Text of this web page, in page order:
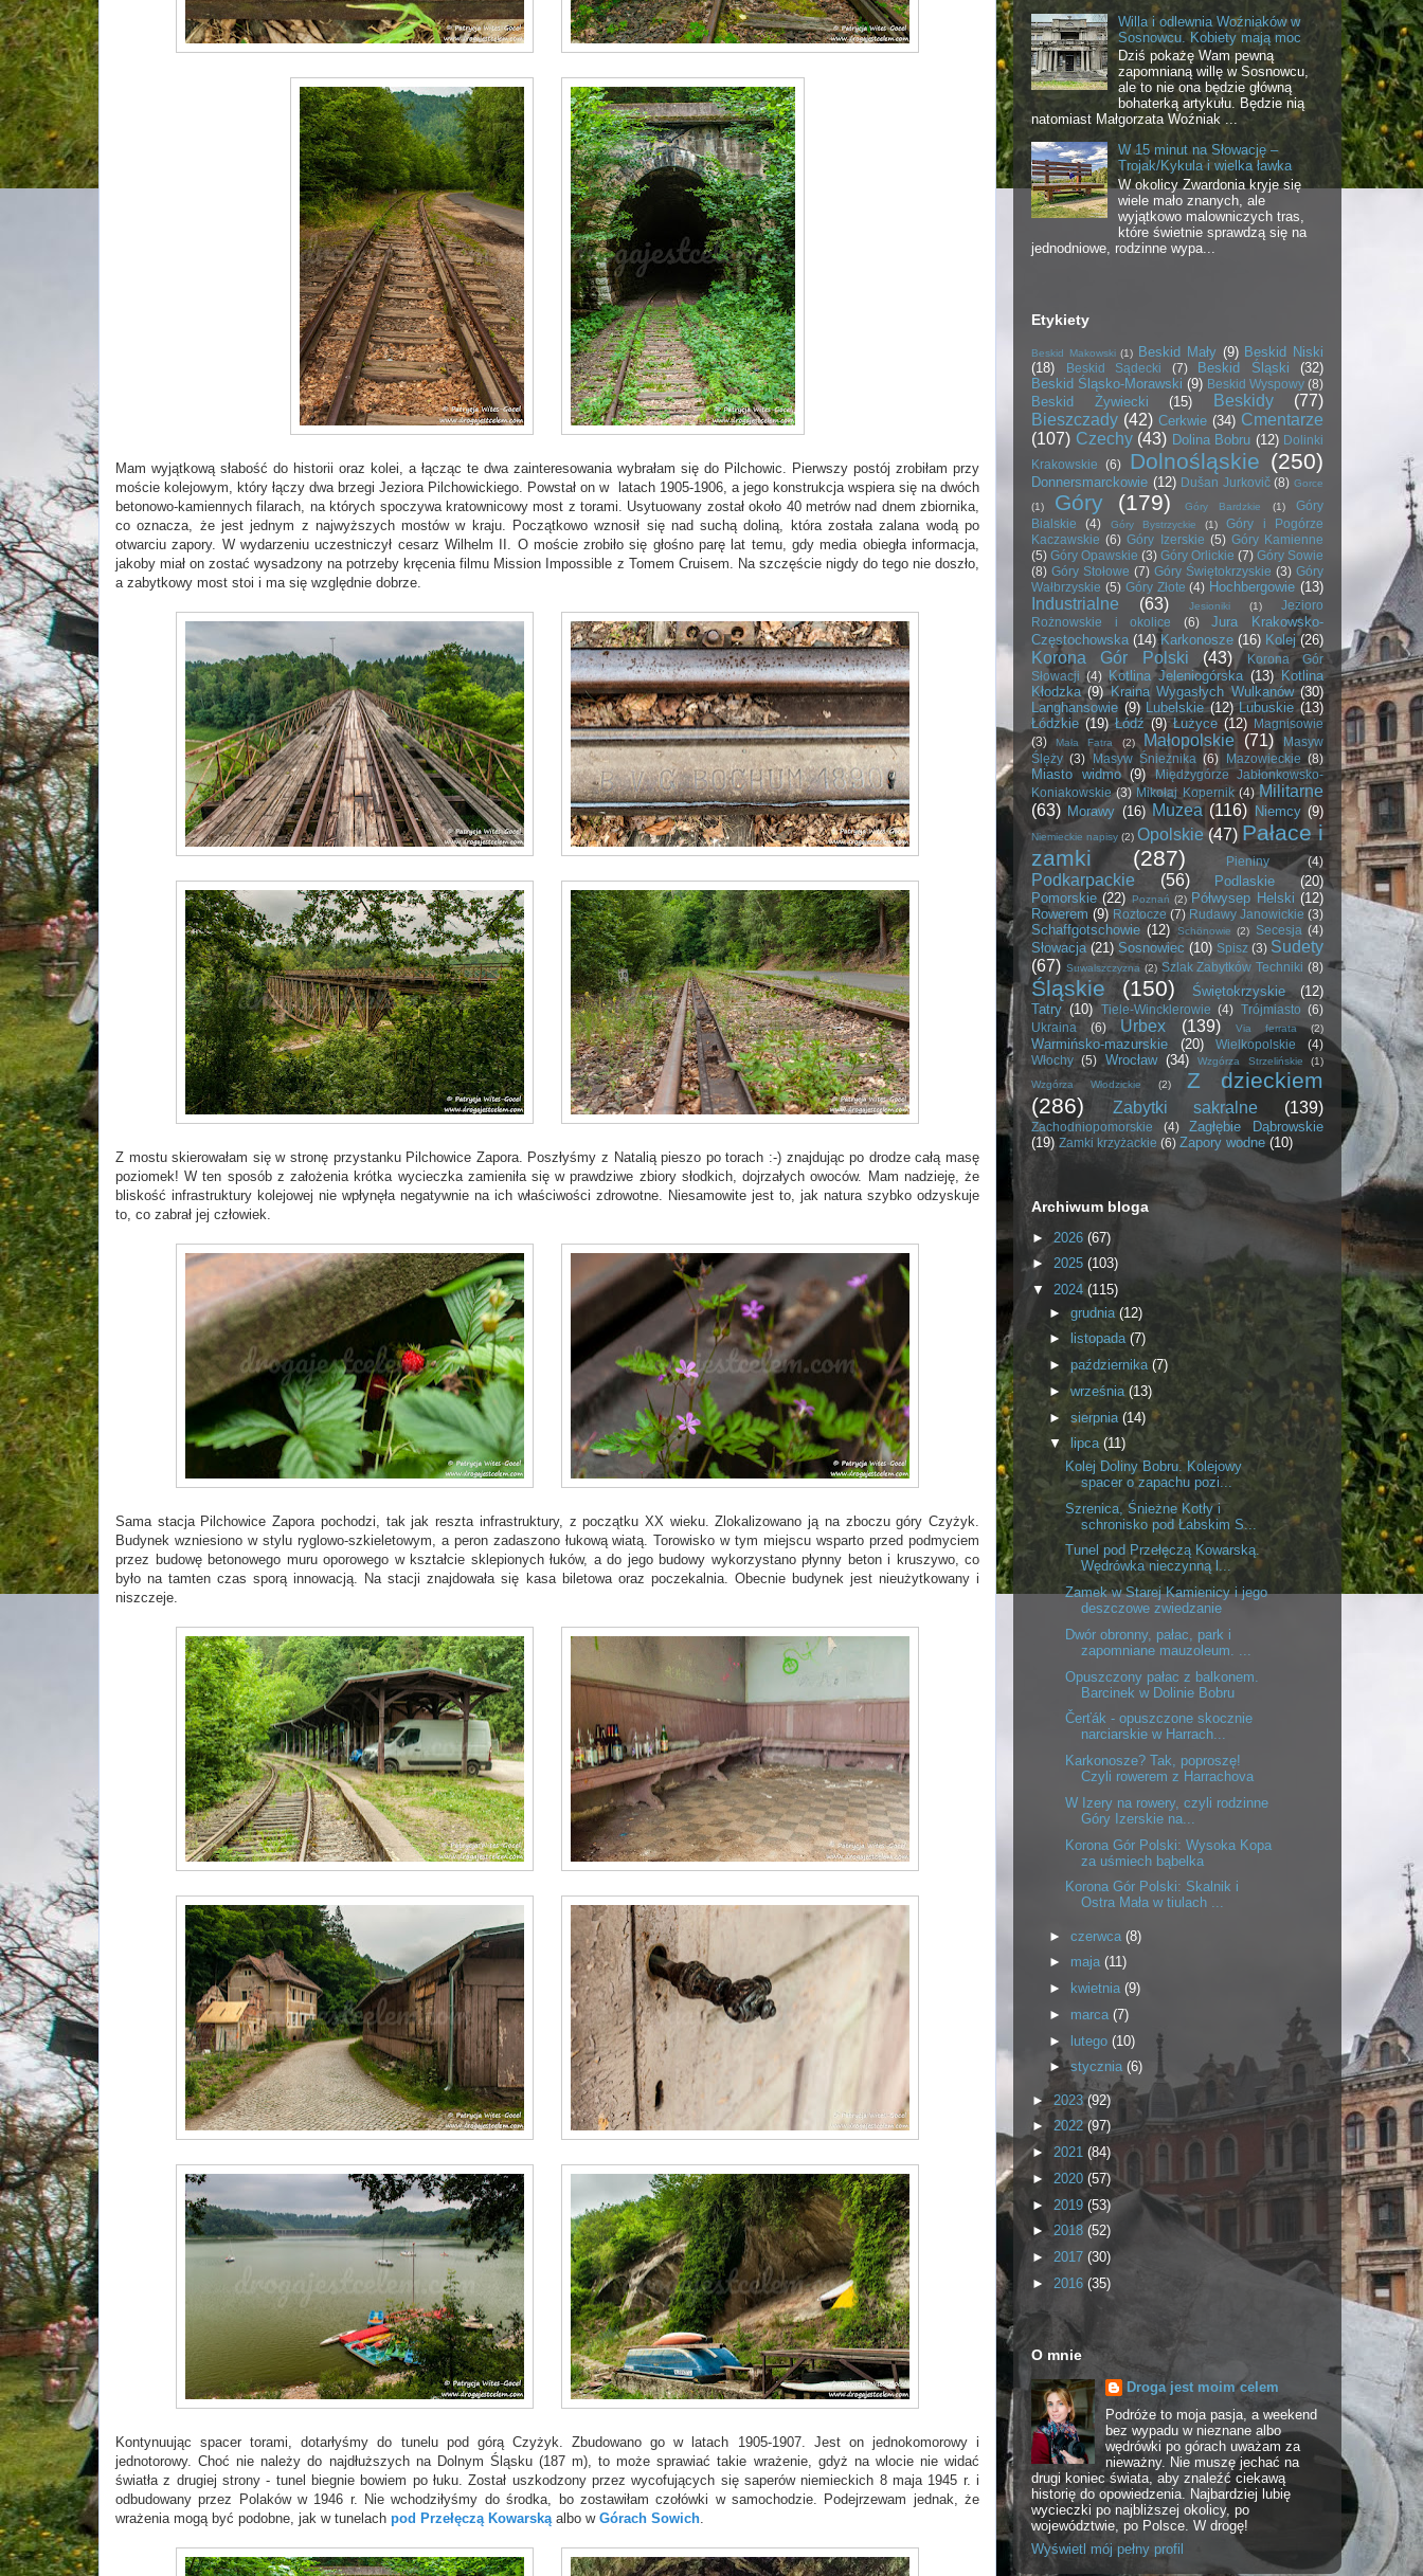
Mam wyjątkową słabość do historii oraz kolei, a łącząc te dwa zainteresowania wybrałam się do Pilchowic. Pierwszy postój zrobiłam przy
moście kolejowym, który łączy dwa brzegi Jeziora Pilchowickiego. Powstał on w latach 1905-1906, a jego konstrukcja wspiera się na dwóch
betonowo-kamiennych filarach, na których spoczywa kratownicowy most z torami. Usytuowany został około 40 metrów nad dnem zbiornika,
co oznacza, że jest jednym z najwyższych mostów w kraju. Początkowo wznosił się nad suchą doliną, która została zalana wodą po
otwarciu zapory. W wydarzeniu uczestniczył cesarz Wilhelm II. O moście zrobiło się głośno parę lat temu, gdy media obiegła informacja,
jakoby miał on zostać wysadzony na potrzeby kręcenia filmu Mission Impossible z Tomem Cruisem. Na szczęście nigdy do tego nie doszło,
a zabytkowy most stoi i ma się względnie dobrze.
Z mostu skierowałam się w stronę przystanku Pilchowice Zapora. Poszłyśmy z Natalią pieszo po torach :-) znajdując po drodze całą masę
poziomek! W ten sposób z założenia krótka wycieczka zamieniła się w prawdziwe zbiory słodkich, dojrzałych owoców. Mam nadzieję, że
bliskość infrastruktury kolejowej nie wpłynęła negatywnie na ich właściwości zdrowotne. Niesamowite jest to, jak natura szybko odzyskuje
to, co zabrał jej człowiek.
Sama stacja Pilchowice Zapora pochodzi, tak jak reszta infrastruktury, z początku XX wieku. Zlokalizowano ją na zboczu góry Czyżyk.
Budynek wzniesiono w stylu ryglowo-szkieletowym, a peron zadaszono łukową wiatą. Torowisko w tym miejscu wsparto przed podmyciem
przez budowę betonowego muru oporowego w kształcie sklepionych łuków, a do jego budowy wykorzystano płynny beton i kruszywo, co
było na tamten czas sporą innowacją. Na stacji znajdowała się kasa biletowa oraz poczekalnia. Obecnie budynek jest nieużytkowany i
niszczeje.
Kontynuując spacer torami, dotarłyśmy do tunelu pod górą Czyżyk. Zbudowano go w latach 1905-1907. Jest on jednokomorowy i
jednotorowy. Choć nie należy do najdłuższych na Dolnym Śląsku (187 m), to może sprawiać takie wrażenie, gdyż na wlocie nie widać
światła z drugiej strony - tunel biegnie bowiem po łuku. Został uszkodzony przez wycofujących się saperów niemieckich 8 maja 1945 r. i
odbudowany przez Polaków w 1946 r. Nie wchodziłyśmy do środka, bo zostawiłam czołówki w samochodzie. Podejrzewam jednak, że
wrażenia mogą być podobne, jak w tunelach pod Przełęczą Kowarskąalbo w Górach Sowich.
Willa i odlewnia Woźniaków w
Sosnowcu. Kobiety mają moc
Dziś pokażę Wam pewną
zapomnianą willę w Sosnowcu,
ale to nie ona będzie główną
bohaterką artykułu. Będzie nią
natomiast Małgorzata Woźniak ...
W 15 minut na Słowację –
Trojak/Kykula i wielka ławka
W okolicy Zwardonia kryje się
wiele mało znanych, ale
wyjątkowo malowniczych tras,
które świetnie sprawdzą się na
jednodniowe, rodzinne wypa...
Etykiety
Beskid Makowski (1) Beskid Mały (9) Beskid Niski
(18)
Beskid Sądecki (7) Beskid Śląski
(32)
Beskid Śląsko-Morawski (9) Beskid Wyspowy (8)
Beskid Żywiecki (15) Beskidy
(77)
Bieszczady (42) Cerkwie (34) Cmentarze
(107) Czechy (43) Dolina Bobru (12) Dolinki
Krakowskie
(6) Dolnośląskie (250)
Donnersmarckowie (12) Dušan Jurkovič (8) Gorce
(1)
Góry (179) Góry Bardzkie (1)
Góry
Bialskie
(4) Góry Bystrzyckie (1)
Góry i Pogórze
Kaczawskie (6) Góry Izerskie (5) Góry Kamienne
(5) Góry Opawskie (3) Góry Orlickie (7) Góry Sowie
(8) Góry Stołowe (7) Góry Świętokrzyskie (3) Góry
Wałbrzyskie (5) Góry Złote (4) Hochbergowie (13)
Industrialne (63) Jesioniki (1)
Jezioro
Rożnowskie i okolice
(6)
Jura Krakowsko-
Częstochowska (14) Karkonosze (16) Kolej (26)
Korona Gór Polski (43)
Korona Gór
Słowacji (4) Kotlina Jeleniogórska (13) Kotlina
Kłodzka (9) Kraina Wygasłych Wulkanów (30)
Langhansowie (9) Lubelskie (12) Lubuskie (13)
Łódzkie (19) Łódź (9) Łużyce (12) Magnisowie
(3)
Mała Fatra (2) Małopolskie (71)
Masyw
Ślęży (3) Masyw Śnieżnika (6) Mazowieckie (8)
Miasto widmo (9)
Międzygórze Jabłonkowsko-
Koniakowskie (3) Mikołaj Kopernik (4) Militarne
(63) Morawy (16) Muzea (116) Niemcy (9)
Niemieckie napisy (2) Opolskie (47) Pałace i
zamki
(287) Pieniny (4)
Podkarpackie (56) Podlaskie
(20)
Pomorskie (22) Poznań (2) Półwysep Helski (12)
Rowerem (9) Roztocze (7) Rudawy Janowickie (3)
Schaffgotschowie (12) Schönowie (2) Secesja (4)
Słowacja (21) Sosnowiec (10) Spisz (3) Sudety
(67) Suwalszczyzna (2) Szlak Zabytków Techniki (8)
Śląskie (150) Świętokrzyskie
(12)
Tatry (10) Tiele-Wincklerowie (4) Trójmiasto (6)
Ukraina
(6) Urbex (139) Via ferrata (2)
Warmińsko-mazurskie (20) Wielkopolskie
(4)
Włochy (5) Wrocław (34) Wzgórza Strzelińskie
(1)
Wzgórza Włodzickie
(2)
Z dzieckiem
(286)
Zabytki sakralne (139)
Zachodniopomorskie (4)
Zagłębie Dąbrowskie
(19) Zamki krzyżackie (6) Zapory wodne (10)
Archiwum bloga
► 2026 (67)
► 2025 (103)
▼ 2024 (115)
► grudnia (12)
►
listopada (7)
► października (7)
►września (13)
► sierpnia (14)
▼
lipca (11)
Kolej Doliny Bobru. Kolejowy
spacer o zapachu pozi...
Szrenica, Śnieżne Kotły i
schronisko pod Łabskim S...
Tunel pod Przełęczą Kowarską.
Wędrówka nieczynną l...
Zamek w Starej Kamienicy i jego
deszczowe zwiedzanie
Dwór obronny, pałac, park i
zapomniane mauzoleum. ...
Opuszczony pałac z balkonem.
Barcinek w Dolinie Bobru
Čerťák - opuszczone skocznie
narciarskie w Harrach...
Karkonosze? Tak, poproszę!
Czyli rowerem z Harrachova
W Izery na rowery, czyli rodzinne
Góry Izerskie na...
Korona Gór Polski: Wysoka Kopa
za uśmiech bąbelka
Korona Gór Polski: Skalnik i
Ostra Mała w tiulach ...
► czerwca (8)
► maja (11)
►
kwietnia (9)
► marca (7)
► lutego (10)
►stycznia (6)
►2023(92)
► 2022(97)
► 2021 (84)
► 2020 (57)
► 2019 (53)
► 2018 (52)
► 2017 (30)
► 2016 (35)
O mnie
Droga jest moim celem
Podróże to moja pasja, a weekend
bez wypadu w nieznane albo
wędrówki po górach uważam za
nieważny. Nie muszę jechać na
drugi koniec świata, aby znaleźć ciekawą
historię do opowiedzenia. Najbardziej lubię
wycieczki po najbliższej okolicy, po
województwie, po Polsce. W drogę!
Wyświetl mój pełny profil